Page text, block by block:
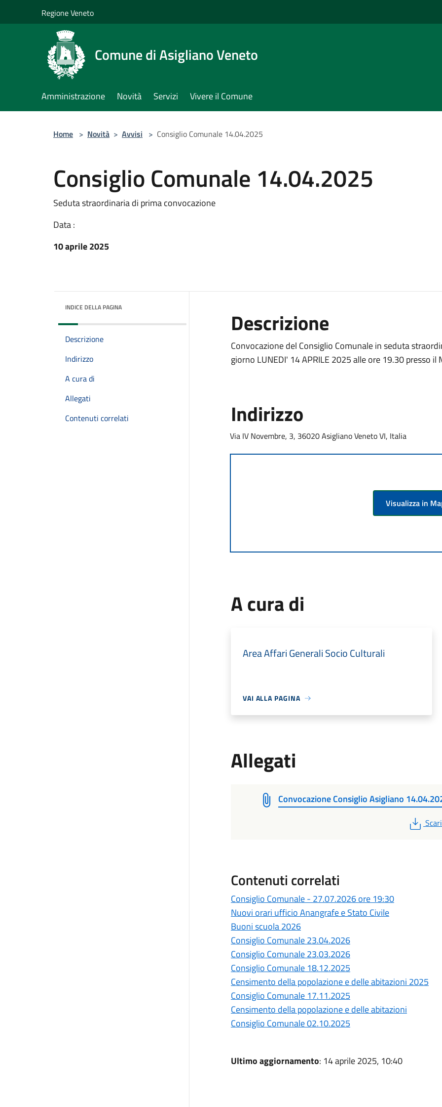
Regione Veneto
Comune di Asigliano Veneto
Amministrazione Novità Servizi Vivere il Comune
Home > Novità > Avvisi > Consiglio Comunale 14.04.2025
Consiglio Comunale 14.04.2025
Seduta straordinaria di prima convocazione
Data :
10 aprile 2025
INDICE DELLA PAGINA
Descrizione
Indirizzo
A cura di
Allegati
Contenuti correlati
Descrizione
Convocazione del Consiglio Comunale in seduta
giorno LUNEDI' 14 APRILE 2025 alle ore 19.30 presso
Indirizzo
Via IV Novembre, 3, 36020 Asigliano Veneto VI, Italia
Visualizza in
A cura di
Area Affari Generali Socio Culturali
VAI ALLA PAGINA
Allegati
Convocazione Consiglio Asigliano
PDF
Contenuti correlati
Consiglio Comunale - 27.07.2026 ore 19:30
Nuovi orari ufficio Anangrafe e Stato Civile
Buoni scuola 2026
Consiglio Comunale 23.04.2026
Consiglio Comunale 23.03.2026
Consiglio Comunale 18.12.2025
Censimento della popolazione e delle abitazioni 2025
Consiglio Comunale 17.11.2025
Censimento della popolazione e delle abitazioni
Consiglio Comunale 02.10.2025
Ultimo aggiornamento: 14 aprile 2025, 10:40